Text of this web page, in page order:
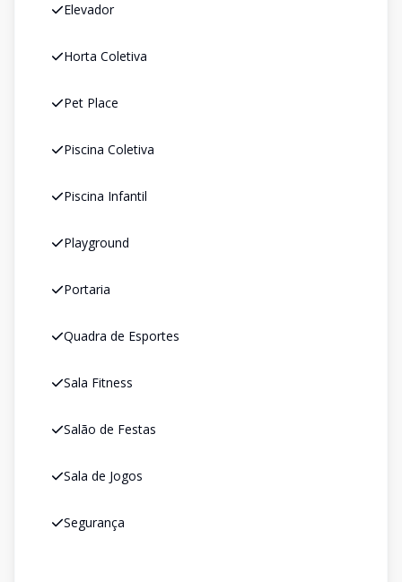
Elevador
Horta Coletiva
Pet Place
Piscina Coletiva
Piscina Infantil
Playground
Portaria
Quadra de Esportes
Sala Fitness
Salão de Festas
Sala de Jogos
Segurança